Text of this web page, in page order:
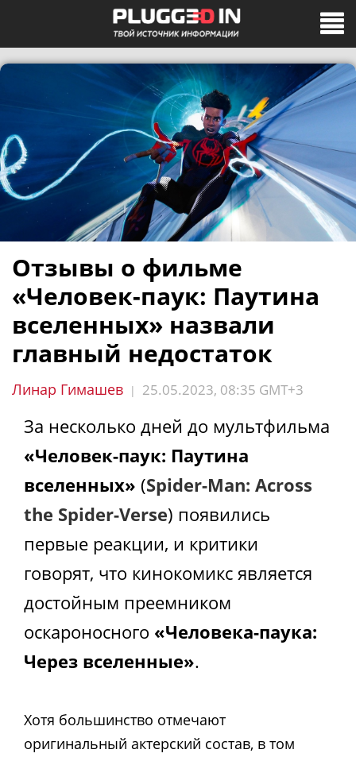
Отзывы о фильме
«Человек-паук: Паутина
вселенных» назвали
главный недостаток
Линар Гимашев | 25.05.2023, 08:35 GMT+3
За несколько дней до мультфильма
«Человек-паук: Паутина
вселенных» (Spider-Man: Across
the Spider-Verse) появились
первые реакции, и критики
говорят, что кинокомикс является
достойным преемником
оскароносного «Человека-паука:
Через вселенные».
Хотя большинство отмечают
оригинальный актерский состав, в том